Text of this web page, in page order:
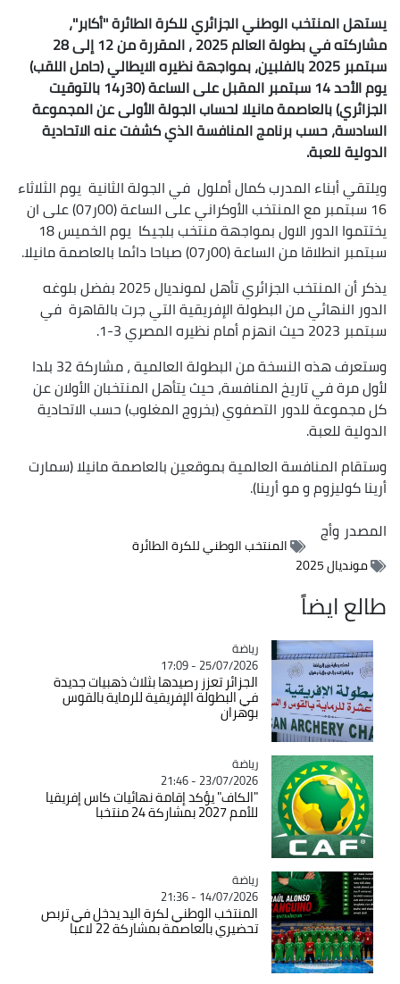
يستهل المنتخب الوطني الجزائري للكرة الطائرة ''أكابر''،
مشاركته في بطولة العالم 2025 ، المقررة من 12 إلى 28
سبتمبر 2025 بالفلبين، بمواجهة نظيره الايطالي (حامل اللقب)
يوم الأحد 14 سبتمبر المقبل على الساعة (30ر14 بالتوقيت
الجزائري) بالعاصمة مانيلا لحساب الجولة الأولى عن المجموعة
السادسة، حسب برنامج المنافسة الذي كشفت عنه الاتحادية
الدولية للعبة.
ويلتقي أبناء المدرب كمال أملول في الجولة الثانية يوم الثلاثاء
16 سبتمبر مع المنتخب الأوكراني على الساعة (00ر07) على ان
يختتموا الدور الاول بمواجهة منتخب بلجيكا يوم الخميس 18
سبتمبر انطلاقا من الساعة (00ر07) صباحا دائما بالعاصمة مانيلا.
يذكر أن المنتخب الجزائري تأهل لمونديال 2025 بفضل بلوغه
الدور النهائي من البطولة الإفريقية التي جرت بالقاهرة في
سبتمبر 2023 حيث انهزم أمام نظيره المصري 3-1.
وستعرف هذه النسخة من البطولة العالمية ، مشاركة 32 بلدا
لأول مرة في تاريخ المنافسة، حيث يتأهل المنتخبان الأولان عن
كل مجموعة للدور التصفوي (بخروج المغلوب) حسب الاتحادية
الدولية للعبة.
وستقام المنافسة العالمية بموقعين بالعاصمة مانيلا (سمارت
أرينا كوليزوم و مو أرينا).
المصدروأج
المنتخب الوطني للكرة الطائرة
مونديال 2025
طالع ايضاً
Catégorie
رياضة
25/07/2026 - 17:09
الجزائر تعزز رصيدها بثلاث ذهبيات جديدة
في البطولة الإفريقية للرماية بالقوس
بوهران
Catégorie
رياضة
23/07/2026 - 21:46
"الكاف" يؤكد إقامة نهائيات كاس إفريقيا
للأمم 2027 بمشاركة 24 منتخبا
Catégorie
رياضة
14/07/2026 - 21:36
المنتخب الوطني لكرة اليد يدخل في تربص
تحضيري بالعاصمة بمشاركة 22 لاعبا